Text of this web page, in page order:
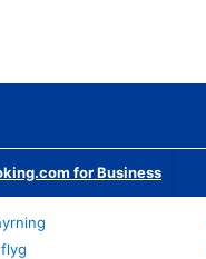
for Business